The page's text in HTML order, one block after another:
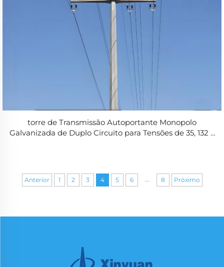
torre de Transmissão Autoportante Monopolo
Galvanizada de Duplo Circuito para Tensões de 35, 132 e
Anterior 1 2 3 4 5 6 ... 8 Próximo